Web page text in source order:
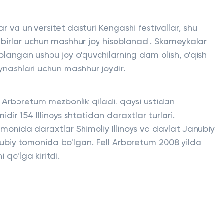
va universitet dasturi Kengashi festivallar, shu
uchun mashhur joy hisoblanadi. Skameykalar
ushbu joy o'quvchilarning dam olish, o'qish
uchun mashhur joydir.
Arboretum mezbonlik qiladi, qaysi ustidan
154 Illinoys shtatidan daraxtlar turlari.
daraxtlar Shimoliy Illinoys va davlat Janubiy
tomonida bo'lgan. Fell Arboretum 2008 yilda
qo'lga kiritdi.